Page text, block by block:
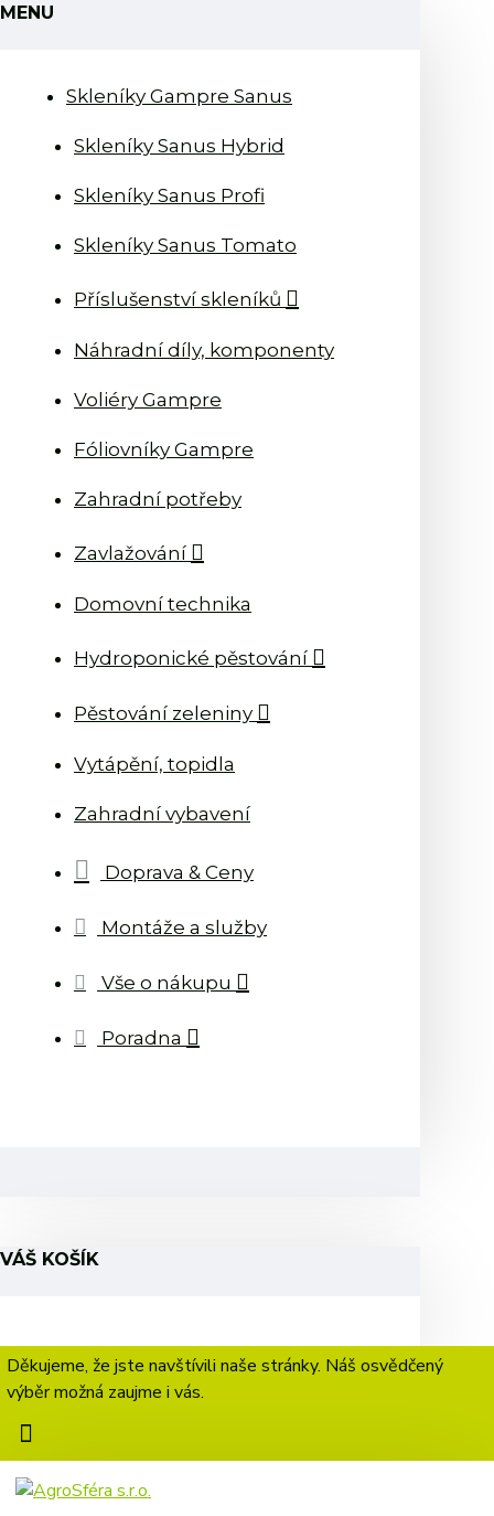
MENU
Skleníky Gampre Sanus
Skleníky Sanus Hybrid
Skleníky Sanus Profi
Skleníky Sanus Tomato
Příslušenství skleníků
Náhradní díly, komponenty
Voliéry Gampre
Fóliovníky Gampre
Zahradní potřeby
Zavlažování
Domovní technika
Hydroponické pěstování
Pěstování zeleniny
Vytápění, topidla
Zahradní vybavení
Doprava & Ceny
Montáže a služby
Vše o nákupu
Poradna
VÁŠ KOŠÍK
Děkujeme, že jste navštívili naše stránky. Náš osvědčený
výběr možná zaujme i vás.